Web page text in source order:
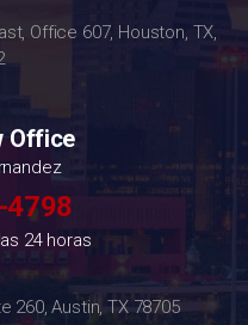
Office 607, Houston, TX,
Office
24 horas
260, Austin, TX 78705